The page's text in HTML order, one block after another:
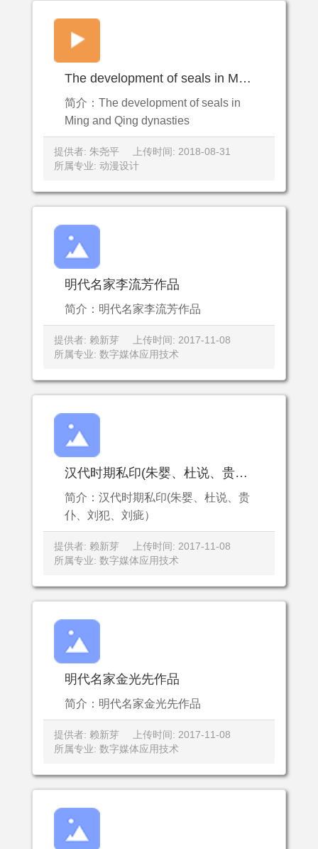
The development of seals in Ming and Qing dynasties
简介：The development of seals in
Ming and Qing dynasties
提供者: 朱尧平
上传时间: 2018-08-31
所属专业: 动漫设计
明代名家李流芳作品
简介：明代名家李流芳作品
提供者: 赖新芽
上传时间: 2017-11-08
所属专业: 数字媒体应用技术
汉代时期私印(朱婴、杜说、贵仆、刘犯、刘疵）
简介：汉代时期私印(朱婴、杜说、贵
仆、刘犯、刘疵）
提供者: 赖新芽
上传时间: 2017-11-08
所属专业: 数字媒体应用技术
明代名家金光先作品
简介：明代名家金光先作品
提供者: 赖新芽
上传时间: 2017-11-08
所属专业: 数字媒体应用技术